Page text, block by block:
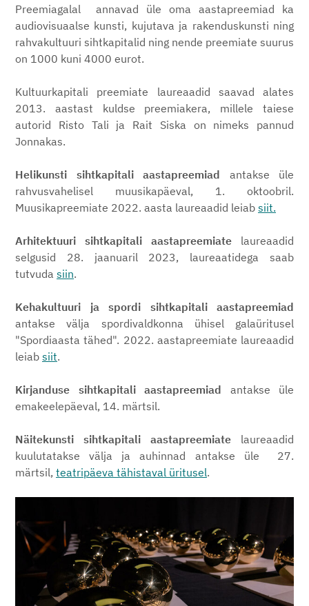
Preemiagalal annavad üle oma aastapreemiad ka
audiovisuaalse kunsti, kujutava ja rakenduskunsti ning
rahvakultuuri sihtkapitalid ning nende preemiate suurus
on 1000 kuni 4000 eurot.
Kultuurkapitali preemiate laureaadid saavad alates
2013. aastast kuldse preemiakera, millele taiese
autorid Risto Tali ja Rait Siska on nimeks pannud
Jonnakas.
Helikunsti sihtkapitali aastapreemiad antakse üle
rahvusvahelisel muusikapäeval, 1. oktoobril.
Muusikapreemiate 2022. aasta laureaadid leiab siit.
Arhitektuuri sihtkapitali aastapreemiate laureaadid
selgusid 28. jaanuaril 2023, laureaatidega saab
tutvuda siin.
Kehakultuuri ja spordi sihtkapitali aastapreemiad
antakse välja spordivaldkonna ühisel galaüritusel
"Spordiaasta tähed". 2022. aastapreemiate laureaadid
leiab siit.
Kirjanduse sihtkapitali aastapreemiad antakse üle
emakeelepäeval, 14. märtsil.
Näitekunsti sihtkapitali aastapreemiate laureaadid
kuulutatakse välja ja auhinnad antakse üle 27.
märtsil, teatripäeva tähistaval üritusel.